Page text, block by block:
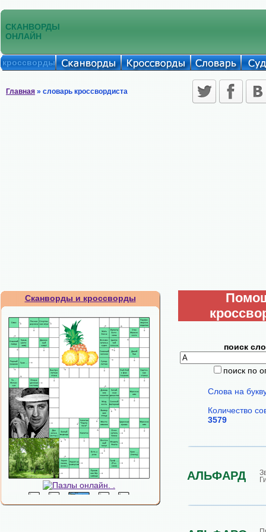
СКАНВОРДЫ
ОНЛАЙН
кроссворды
Главная » словарь кроссвордиста
Сканворды и кроссворды
поиск
поиск по
Слова на
Количество
3579
АЛЬФАРД